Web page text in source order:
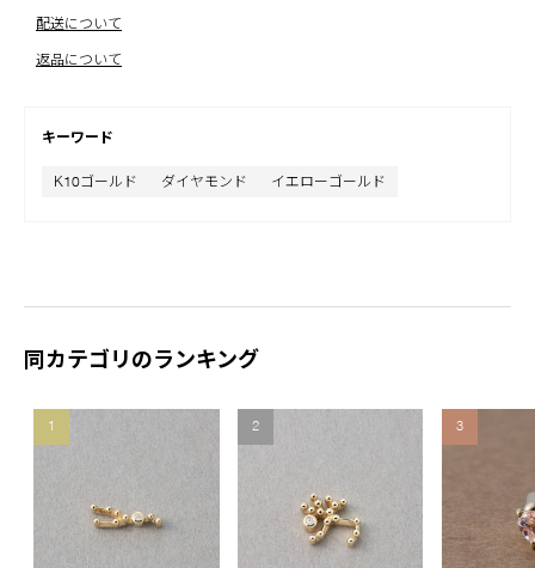
配送について
返品について
キーワード
K10ゴールド ダイヤモンド イエローゴールド
同カテゴリのランキング
1 2 3